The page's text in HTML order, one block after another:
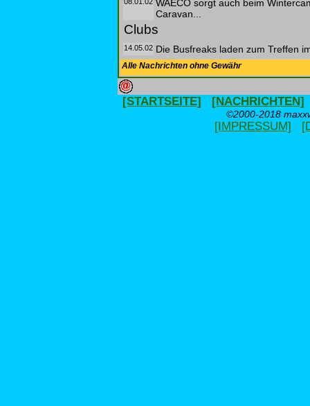
WAECO sorgt auch beim
Caravan...
Clubs
14.05.02 Die Busfreaks laden zum Treffen
Alle Nachrichten ohne Gewähr
[STARTSEITE] [NACHRICHTEN]
©2000-2018
[IMPRESSUM]